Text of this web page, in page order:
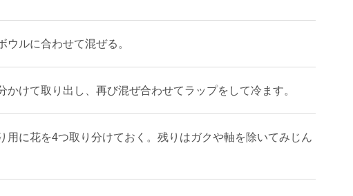
ルに合わせて混ぜる。
けて取り出し、再び混ぜ合わせてラップをして冷ます。
に花を4つ取り分けておく。残りはガクや軸を除いてみじん